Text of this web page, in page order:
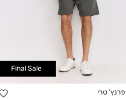
Final Sale
טרי